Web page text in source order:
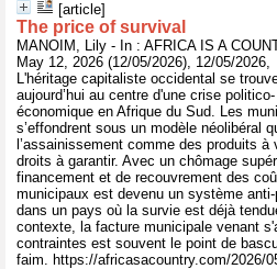
[article]
The price of survival
MANOIM, Lily - In : AFRICA IS A
May 12, 2026 (12/05/2026), 12/05/2026,
L'héritage capitaliste occidental se
aujourd’hui au centre d'une crise politico-
économique en Afrique du Sud. Les
s’effondrent sous un modèle néolibéral
l’assainissement comme des produits
droits à garantir. Avec un chômage
financement et de recouvrement des
municipaux est devenu un système
dans un pays où la survie est déjà
contexte, la facture municipale venant
contraintes est souvent le point de
faim. https://africasacountry.com/2026/